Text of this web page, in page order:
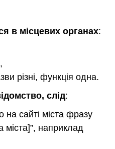
в місцевих органах:
різні, функція одна.
слід:
сайті міста фразу
міста]”, наприклад